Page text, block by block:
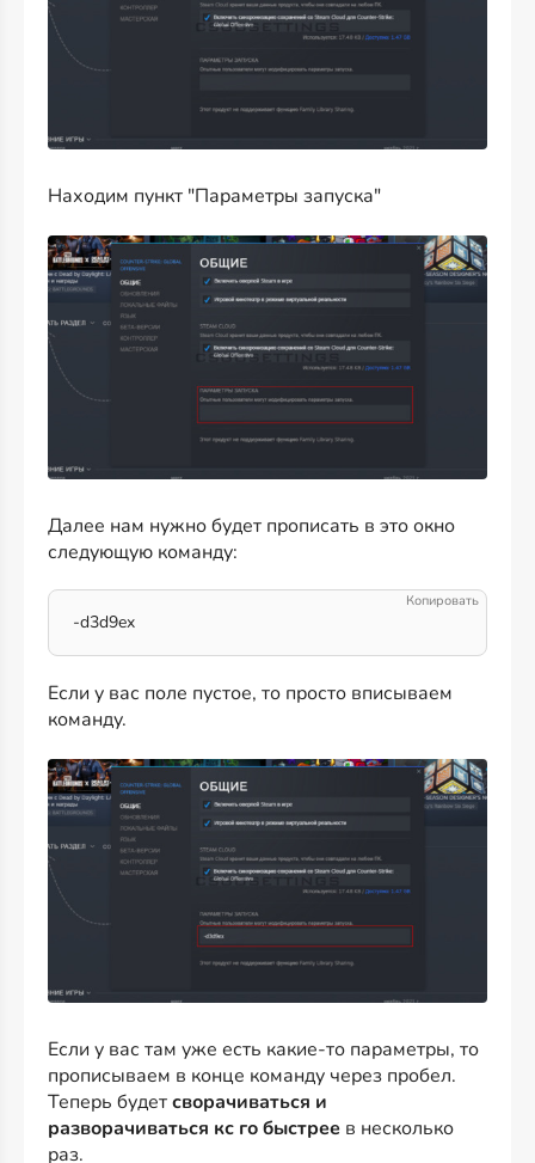
Находим пункт "Параметры запуска"
Далее нам нужно будет прописать в это окно
следующую команду:
-d3d9ex
Если у вас поле пустое, то просто вписываем
команду.
Если у вас там уже есть какие-то параметры, то
прописываем в конце команду через пробел.
Теперь будетсворачиваться и
разворачиваться кс го быстрее в несколько
раз.